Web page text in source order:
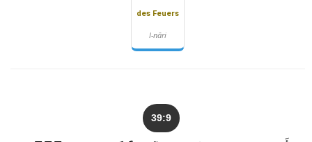
des Feuers
l-nāri
39:9